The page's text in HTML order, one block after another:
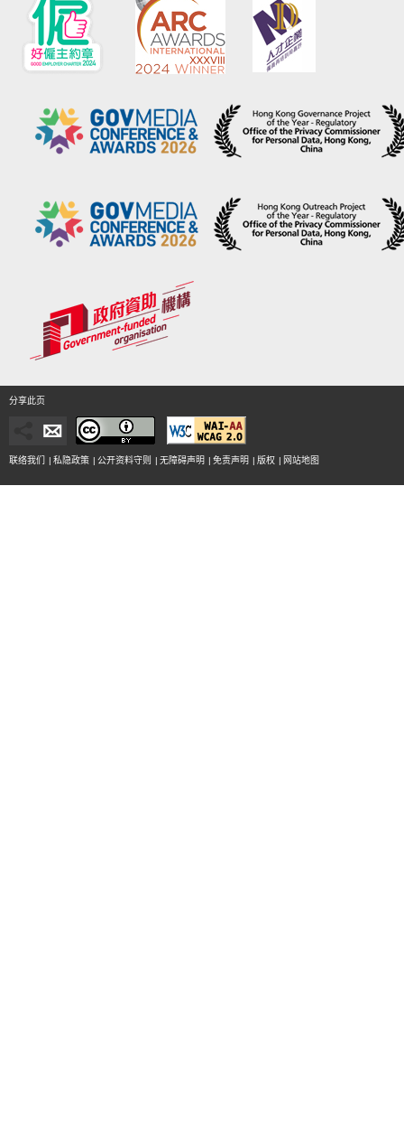
分享此页
联络我们 | 私隐政策 | 公开资料守则 | 无障碍声明 | 免责声明 | 版权 | 网站地图